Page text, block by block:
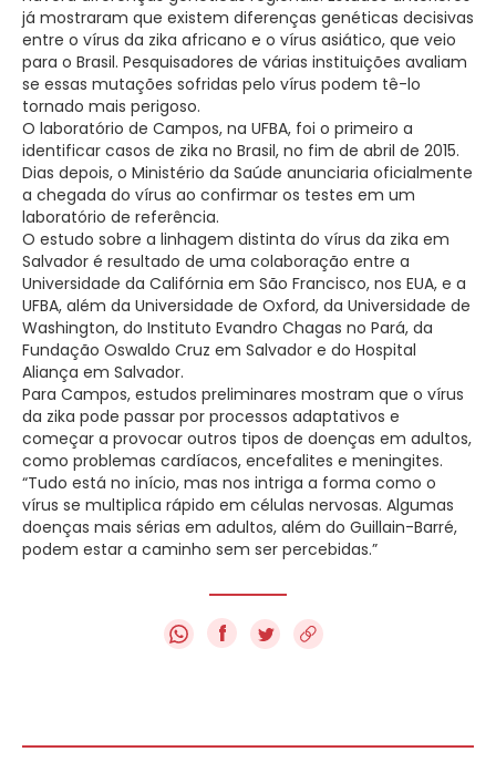
já mostraram que existem diferenças genéticas decisivas
entre o vírus da zika africano e o vírus asiático, que veio
para o Brasil. Pesquisadores de várias instituições avaliam
se essas mutações sofridas pelo vírus podem tê-lo
tornado mais perigoso.
O laboratório de Campos, na UFBA, foi o primeiro a
identificar casos de zika no Brasil, no fim de abril de 2015.
Dias depois, o Ministério da Saúde anunciaria oficialmente
a chegada do vírus ao confirmar os testes em um
laboratório de referência.
O estudo sobre a linhagem distinta do vírus da zika em
Salvador é resultado de uma colaboração entre a
Universidade da Califórnia em São Francisco, nos EUA, e a
UFBA, além da Universidade de Oxford, da Universidade de
Washington, do Instituto Evandro Chagas no Pará, da
Fundação Oswaldo Cruz em Salvador e do Hospital
Aliança em Salvador.
Para Campos, estudos preliminares mostram que o vírus
da zika pode passar por processos adaptativos e
começar a provocar outros tipos de doenças em adultos,
como problemas cardíacos, encefalites e meningites.
“Tudo está no início, mas nos intriga a forma como o
vírus se multiplica rápido em células nervosas. Algumas
doenças mais sérias em adultos, além do Guillain-Barré,
podem estar a caminho sem ser percebidas.”
f